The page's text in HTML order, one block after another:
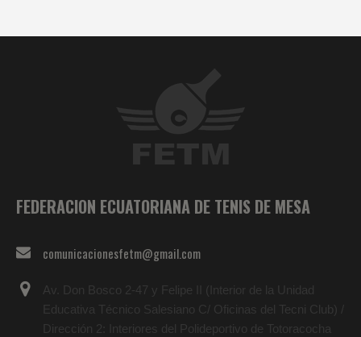
FEDERACION ECUATORIANA DE TENIS DE MESA
comunicacionesfetm@gmail.com
Av. Don Bosco 2-47 y Felipe II (Interior de la Unidad
Educativa Técnico Salesiano C/ Oficinas del Tecni Club) /
Dirección 2: Interiores del Polideportivo de Totoracocha